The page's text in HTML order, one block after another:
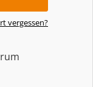
vergessen?